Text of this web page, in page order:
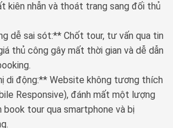
kiên nhẫn và thoát trang sang đối thủ
dễ sai sót:** Chốt tour, tư vấn qua tin
thủ công gây mất thời gian và dễ dẫn
di động:** Website không tương thích
Responsive), đánh mất một lượng
book tour qua smartphone và bị